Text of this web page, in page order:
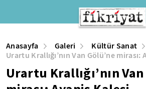
Anasayfa Galeri
Kültür Sanat
Urartu Krallığı’nın Van Gölü’ne mirası:
Urartu Krallığı’nın